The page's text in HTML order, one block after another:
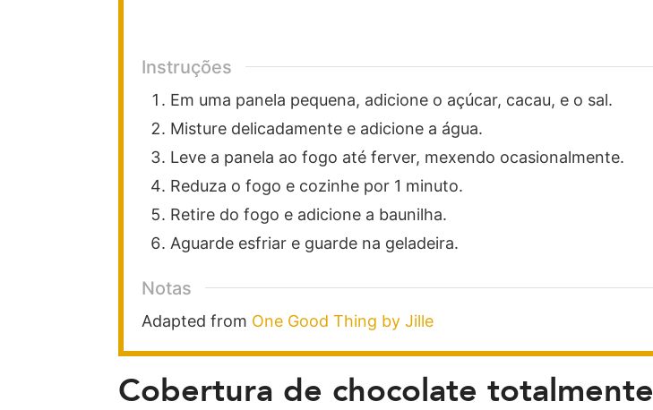
Instruções
Em uma panela pequena, adicione o açúcar, cacau, e o sal.
Misture delicadamente e adicione a água.
Leve a panela ao fogo até ferver, mexendo ocasionalmente.
Reduza o fogo e cozinhe por 1 minuto.
Retire do fogo e adicione a baunilha.
Aguarde esfriar e guarde na geladeira.
Notas
Adapted from One Good Thing by Jille
Cobertura de chocolate totalmente